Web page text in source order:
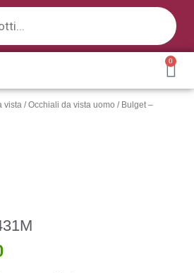
0
vista /Occhiali da vista uomo / Bulget –
Il